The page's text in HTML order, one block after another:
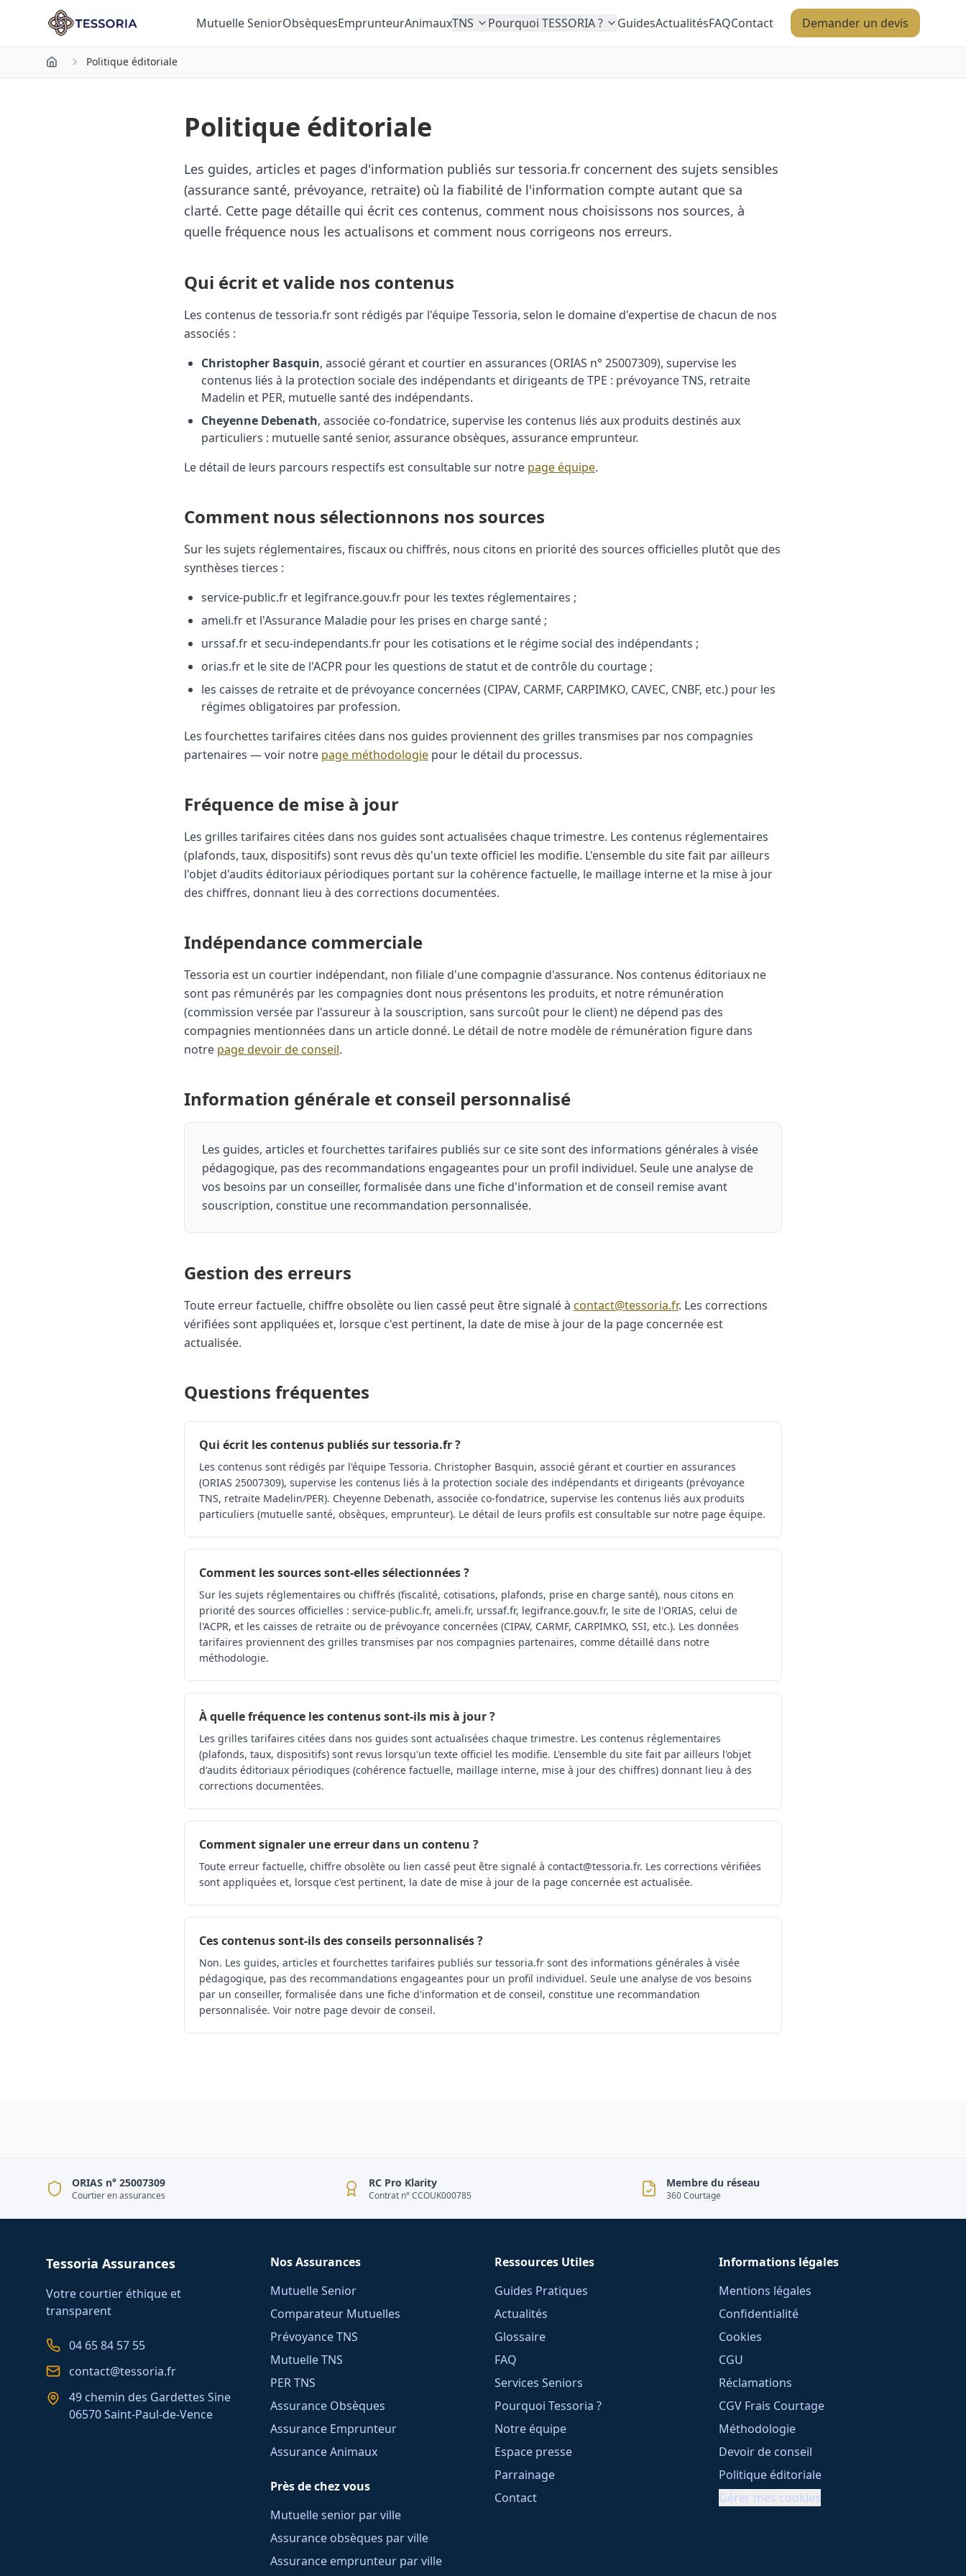
Aller au contenu principal
Mutuelle SeniorObsèquesEmprunteurAnimauxTNS Pourquoi TESSORIA ? GuidesActualitésFAQContact Demander un devis
Politique éditoriale
Politique éditoriale
Les guides, articles et pages d'information publiés sur tessoria.fr concernent des sujets sensibles
(assurance santé, prévoyance, retraite) où la fiabilité de l'information compte autant que sa
clarté. Cette page détaille qui écrit ces contenus, comment nous choisissons nos sources, à
quelle fréquence nous les actualisons et comment nous corrigeons nos erreurs.
Qui écrit et valide nos contenus
Les contenus de tessoria.fr sont rédigés par l'équipe Tessoria, selon le domaine d'expertise de chacun de nos
associés :
Christopher Basquin, associé gérant et courtier en assurances (ORIAS n° 25007309), supervise les
contenus liés à la protection sociale des indépendants et dirigeants de TPE : prévoyance TNS, retraite
Madelin et PER, mutuelle santé des indépendants.
Cheyenne Debenath, associée co-fondatrice, supervise les contenus liés aux produits destinés aux
particuliers : mutuelle santé senior, assurance obsèques, assurance emprunteur.
Le détail de leurs parcours respectifs est consultable sur notre page équipe.
Comment nous sélectionnons nos sources
Sur les sujets réglementaires, fiscaux ou chiffrés, nous citons en priorité des sources officielles plutôt que des
synthèses tierces :
service-public.fr et legifrance.gouv.fr pour les textes réglementaires ;
ameli.fr et l'Assurance Maladie pour les prises en charge santé ;
urssaf.fr et secu-independants.fr pour les cotisations et le régime social des indépendants ;
orias.fr et le site de l'ACPR pour les questions de statut et de contrôle du courtage ;
les caisses de retraite et de prévoyance concernées (CIPAV, CARMF, CARPIMKO, CAVEC, CNBF, etc.) pour les
régimes obligatoires par profession.
Les fourchettes tarifaires citées dans nos guides proviennent des grilles transmises par nos compagnies
partenaires — voir notre page méthodologie pour le détail du processus.
Fréquence de mise à jour
Les grilles tarifaires citées dans nos guides sont actualisées chaque trimestre. Les contenus réglementaires
(plafonds, taux, dispositifs) sont revus dès qu'un texte officiel les modifie. L'ensemble du site fait par ailleurs
l'objet d'audits éditoriaux périodiques portant sur la cohérence factuelle, le maillage interne et la mise à jour
des chiffres, donnant lieu à des corrections documentées.
Indépendance commerciale
Tessoria est un courtier indépendant, non filiale d'une compagnie d'assurance. Nos contenus éditoriaux ne
sont pas rémunérés par les compagnies dont nous présentons les produits, et notre rémunération
(commission versée par l'assureur à la souscription, sans surcoût pour le client) ne dépend pas des
compagnies mentionnées dans un article donné. Le détail de notre modèle de rémunération figure dans
notre page devoir de conseil.
Information générale et conseil personnalisé
Les guides, articles et fourchettes tarifaires publiés sur ce site sont des informations générales à visée
pédagogique, pas des recommandations engageantes pour un profil individuel. Seule une analyse de
vos besoins par un conseiller, formalisée dans une fiche d'information et de conseil remise avant
souscription, constitue une recommandation personnalisée.
Gestion des erreurs
Toute erreur factuelle, chiffre obsolète ou lien cassé peut être signalé à contact@tessoria.fr. Les corrections
vérifiées sont appliquées et, lorsque c'est pertinent, la date de mise à jour de la page concernée est
actualisée.
Questions fréquentes
Qui écrit les contenus publiés sur tessoria.fr ?
Les contenus sont rédigés par l'équipe Tessoria. Christopher Basquin, associé gérant et courtier en assurances
(ORIAS 25007309), supervise les contenus liés à la protection sociale des indépendants et dirigeants (prévoyance
TNS, retraite Madelin/PER). Cheyenne Debenath, associée co-fondatrice, supervise les contenus liés aux produits
particuliers (mutuelle santé, obsèques, emprunteur). Le détail de leurs profils est consultable sur notre page équipe.
Comment les sources sont-elles sélectionnées ?
Sur les sujets réglementaires ou chiffrés (fiscalité, cotisations, plafonds, prise en charge santé), nous citons en
priorité des sources officielles : service-public.fr, ameli.fr, urssaf.fr, legifrance.gouv.fr, le site de l'ORIAS, celui de
l'ACPR, et les caisses de retraite ou de prévoyance concernées (CIPAV, CARMF, CARPIMKO, SSI, etc.). Les données
tarifaires proviennent des grilles transmises par nos compagnies partenaires, comme détaillé dans notre
méthodologie.
À quelle fréquence les contenus sont-ils mis à jour ?
Les grilles tarifaires citées dans nos guides sont actualisées chaque trimestre. Les contenus réglementaires
(plafonds, taux, dispositifs) sont revus lorsqu'un texte officiel les modifie. L'ensemble du site fait par ailleurs l'objet
d'audits éditoriaux périodiques (cohérence factuelle, maillage interne, mise à jour des chiffres) donnant lieu à des
corrections documentées.
Comment signaler une erreur dans un contenu ?
Toute erreur factuelle, chiffre obsolète ou lien cassé peut être signalé à contact@tessoria.fr. Les corrections vérifiées
sont appliquées et, lorsque c'est pertinent, la date de mise à jour de la page concernée est actualisée.
Ces contenus sont-ils des conseils personnalisés ?
Non. Les guides, articles et fourchettes tarifaires publiés sur tessoria.fr sont des informations générales à visée
pédagogique, pas des recommandations engageantes pour un profil individuel. Seule une analyse de vos besoins
par un conseiller, formalisée dans une fiche d'information et de conseil, constitue une recommandation
personnalisée. Voir notre page devoir de conseil.
ORIAS n° 25007309
Courtier en assurances
RC Pro Klarity
Contrat n° CCOUK000785
Membre du réseau
360 Courtage
Tessoria Assurances
Votre courtier éthique et
transparent
04 65 84 57 55
contact@tessoria.fr
49 chemin des Gardettes Sine
06570 Saint-Paul-de-Vence
Nos Assurances
Mutuelle Senior
Comparateur Mutuelles
Prévoyance TNS
Mutuelle TNS
PER TNS
Assurance Obsèques
Assurance Emprunteur
Assurance Animaux
Près de chez vous
Mutuelle senior par ville
Assurance obsèques par ville
Assurance emprunteur par ville
Ressources Utiles
Guides Pratiques
Actualités
Glossaire
FAQ
Services Seniors
Pourquoi Tessoria ?
Notre équipe
Espace presse
Parrainage
Contact
Informations légales
Mentions légales
Confidentialité
Cookies
CGU
Réclamations
CGV Frais Courtage
Méthodologie
Devoir de conseil
Politique éditoriale
Gérer mes cookies